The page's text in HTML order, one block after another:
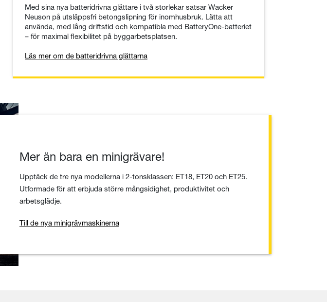
Med sina nya batteridrivna glättare i två storlekar satsar Wacker
Neuson på utsläppsfri betongslipning för inomhusbruk. Lätta att
använda, med lång driftstid och kompatibla med BatteryOne-batteriet
– för maximal flexibilitet på byggarbetsplatsen.
Läs mer om de batteridrivna glättarna
Mer än bara en minigrävare!
Upptäck de tre nya modellerna i 2-tonsklassen: ET18, ET20 och ET25.
Utformade för att erbjuda större mångsidighet, produktivitet och
arbetsglädje.
Till de nya minigrävmaskinerna